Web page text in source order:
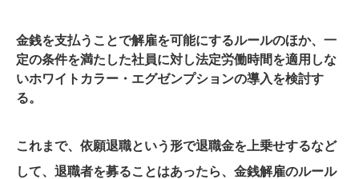
金銭を支払うことで解雇を可能にするルールのほか、一
定の条件を満たした社員に対し法定労働時間を適用しな
いホワイトカラー・エグゼンプションの導入を検討す
る。
これまで、依願退職という形で退職金を上乗せするなど
して、退職者を募ることはあったら、金銭解雇のルール